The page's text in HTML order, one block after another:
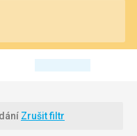
Zrušit filtr